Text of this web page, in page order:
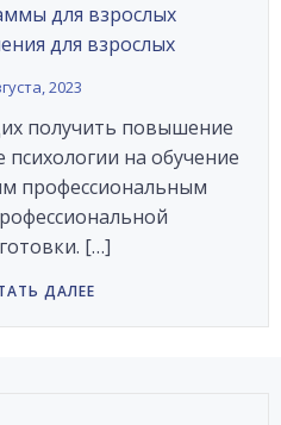
для взрослых
для взрослых
2023
получить повышение
на обучение
профессиональным
[…]
ДАЛЕЕ